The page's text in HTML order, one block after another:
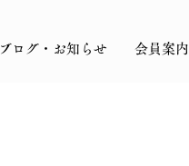
ブログ・お知らせ 会員案内